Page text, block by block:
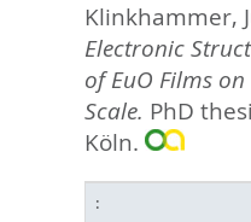
hier:
Klinkhammer,
Electronic
of EuO Films
Scale. PhD
Köln.